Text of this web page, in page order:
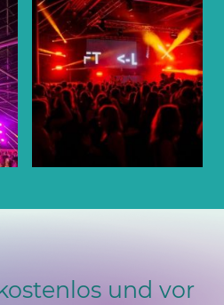
und vor